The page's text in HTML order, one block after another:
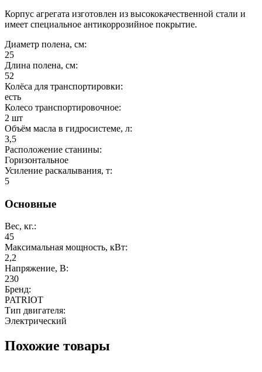
Корпус агрегата изготовлен из высококачественной стали и
имеет специальное антикоррозийное покрытие.
Диаметр полена, см:
25
Длина полена, см:
52
Колёса для транспортировки:
есть
Колесо транспортировочное:
2 шт
Объём масла в гидросистеме, л:
3,5
Расположение станины:
Горизонтальное
Усиление раскалывания, т:
5
Основные
Вес, кг.:
45
Максимальная мощность, кВт:
2,2
Напряжение, В:
230
Бренд:
PATRIOT
Тип двигателя:
Электрический
Похожие товары